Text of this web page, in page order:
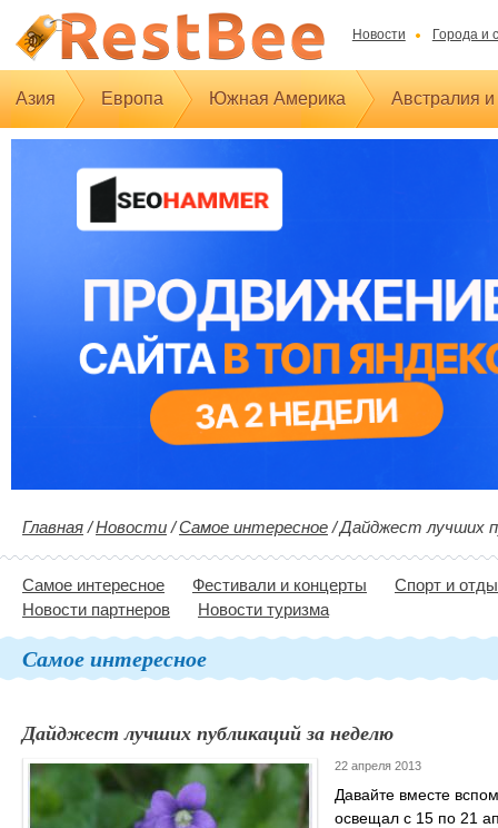
Новости Города и
Азия Европа Южная Америка Австралия
Главная /Новости /Самое интересное /Дайджест лучших
Самое интересное Фестивали и концерты
Спорт и
Новости партнеров
Новости туризма
Самое интересное
Дайджест лучших публикаций за неделю
22 апреля 2013
Давайте вместе
освещал с 15 по 21